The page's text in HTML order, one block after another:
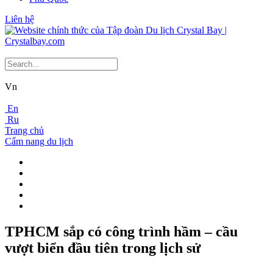
Liên hệ
Vn
En
Ru
Trang chủ
Cẩm nang du lịch
TPHCM sắp có công trình hầm – cầu
vượt biển đầu tiên trong lịch sử